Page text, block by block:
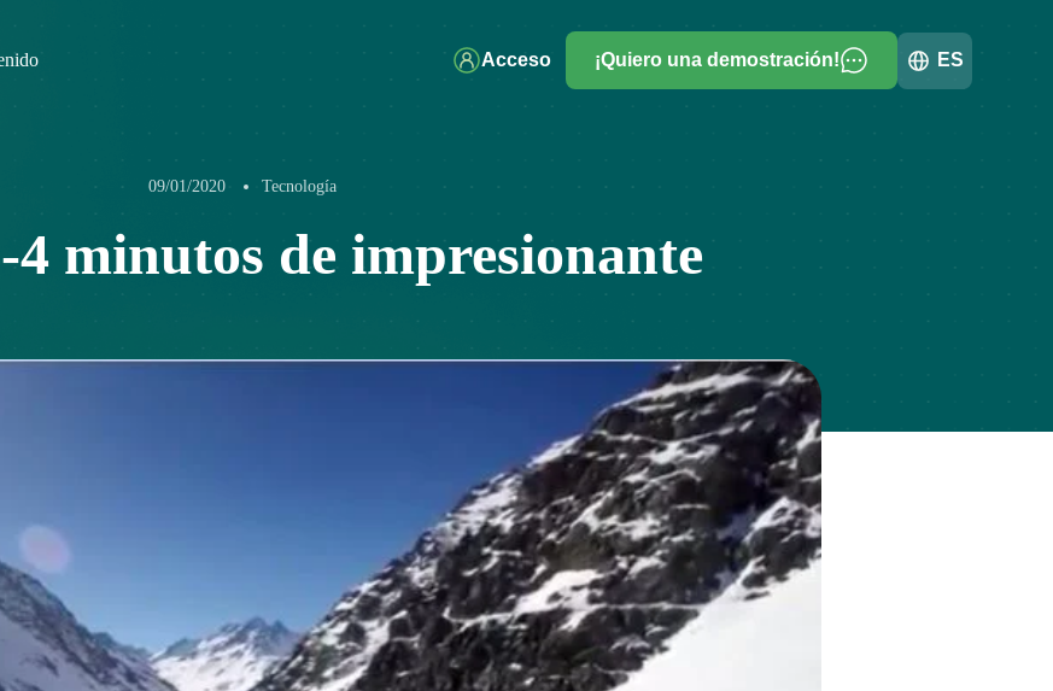
Acceso ¡Quiero una demostración! ES
09/01/2020 Tecnología
4 minutos de impresionante